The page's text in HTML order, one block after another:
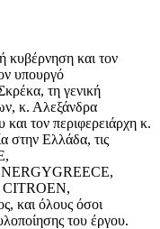
κυβέρνηση και τον
υπουργό
τη γενική
κ. Αλεξάνδρα
τον περιφερειάρχη κ.
στην Ελλάδα, τις
και όλους όσοι
του έργου.